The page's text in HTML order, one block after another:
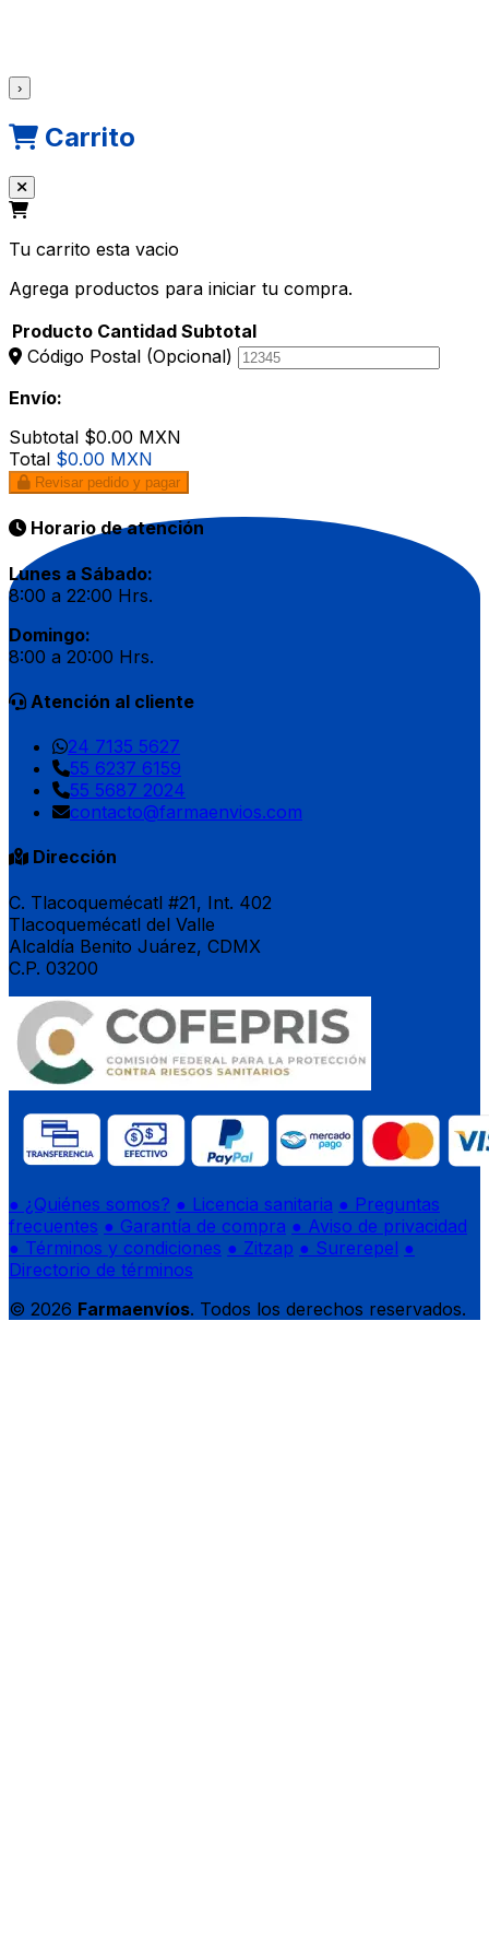
›
Carrito
Tu carrito esta vacio
Agrega productos para iniciar tu compra.
Producto Cantidad Subtotal
Código Postal (Opcional)
Envío:
Subtotal $0.00 MXN
Total $0.00 MXN
Revisar pedido y pagar
Horario de atención
Lunes a Sábado:
8:00 a 22:00 Hrs.
Domingo:
8:00 a 20:00 Hrs.
Atención al cliente
24 7135 5627
55 6237 6159
55 5687 2024
contacto@farmaenvios.com
Dirección
C. Tlacoquemécatl #21, Int. 402
Tlacoquemécatl del Valle
Alcaldía Benito Juárez, CDMX
C.P. 03200
● ¿Quiénes somos? ● Licencia sanitaria ● Preguntas
frecuentes ● Garantía de compra ● Aviso de privacidad
● Términos y condiciones ● Zitzap ● Surerepel ●
Directorio de términos
© 2026 Farmaenvíos. Todos los derechos reservados.